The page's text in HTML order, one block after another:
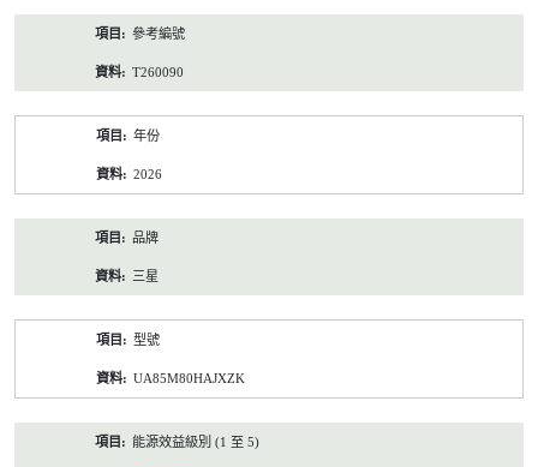
參考編號
T260090
年份
2026
品牌
三星
型號
UA85M80HAJXZK
能源效益級別 (1 至 5)